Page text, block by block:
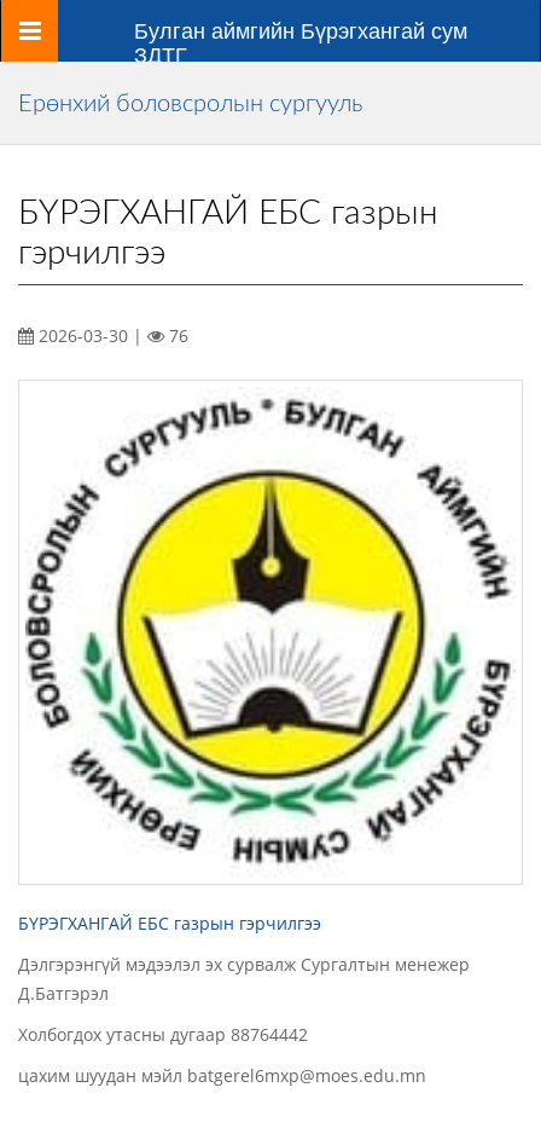
Цэс
Булган аймгийн Бүрэгхангай сум
ЗДТГ
Ерөнхий боловсролын сургууль
БҮРЭГХАНГАЙ ЕБС газрын
гэрчилгээ
2026-03-30 | 76
БҮРЭГХАНГАЙ ЕБС газрын гэрчилгээ
Дэлгэрэнгүй мэдээлэл эх сурвалж Сургалтын менежер
Д.Батгэрэл
Холбогдох утасны дугаар 88764442
цахим шуудан мэйл batgerel6mxp@moes.edu.mn